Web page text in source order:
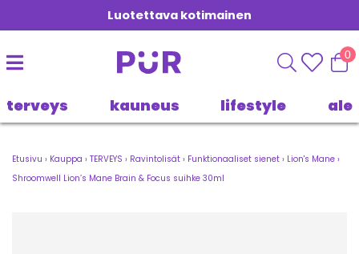
Luotettava kotimainen
0
terveys kauneus lifestyle ale
Etusivu › Kauppa › TERVEYS › Ravintolisät › Funktionaaliset sienet › Lion's Mane ›
Shroomwell Lion’s Mane Brain & Focus suihke 30ml